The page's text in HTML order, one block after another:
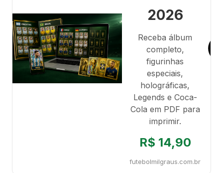
2026
Receba álbum
completo,
figurinhas
especiais,
holográficas,
Legends e Coca-
Cola em PDF para
imprimir.
R$ 14,90
futebolmilgraus.com.br